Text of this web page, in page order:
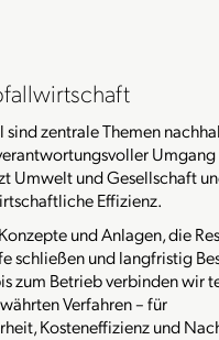
sind zentrale Themen
Umwelt und Gesellschaft
Effizienz.
und Anlagen, die
schließen und langfristig
zum Betrieb verbinden wir
Verfahren – für
Kosteneffizienz und